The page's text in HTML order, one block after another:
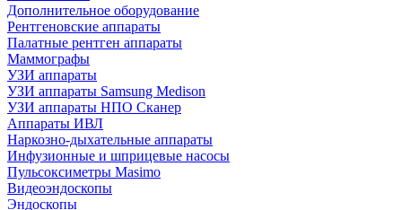
Дополнительное оборудование
Рентгеновские аппараты
Палатные рентген аппараты
Маммографы
УЗИ аппараты
УЗИ аппараты Samsung Medison
УЗИ аппараты НПО Сканер
Аппараты ИВЛ
Наркозно-дыхательные аппараты
Инфузионные и шприцевые насосы
Пульсоксиметры Masimo
Видеоэндоскопы
Эндоскопы